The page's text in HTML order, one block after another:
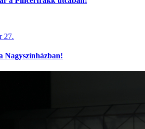
27.
Nagyszínházban!